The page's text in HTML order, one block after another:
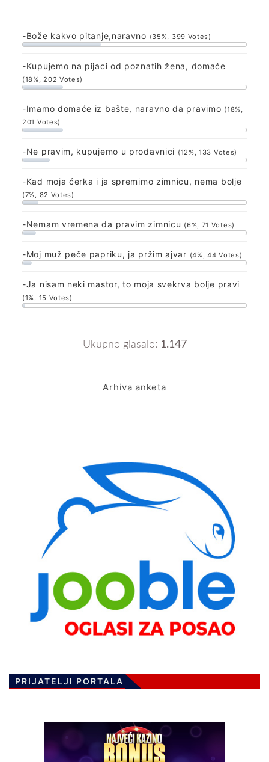
-Bože kakvo pitanje,naravno (35%, 399 Votes)
-Kupujemo na pijaci od poznatih žena, domaće
(18%, 202 Votes)
-Imamo domaće iz bašte, naravno da pravimo (18%,
201 Votes)
-Ne pravim, kupujemo u prodavnici (12%, 133 Votes)
-Kad moja ćerka i ja spremimo zimnicu, nema bolje
(7%, 82 Votes)
-Nemam vremena da pravim zimnicu (6%, 71 Votes)
-Moj muž peče papriku, ja pržim ajvar (4%, 44 Votes)
-Ja nisam neki mastor, to moja svekrva bolje pravi
(1%, 15 Votes)
Ukupno glasalo: 1.147
Arhiva anketa
PRIJATELJI PORTALA